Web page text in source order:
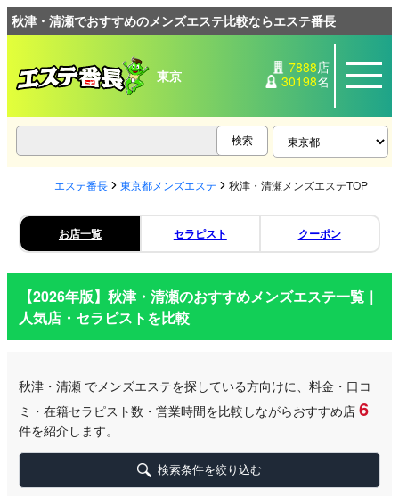
秋津・清瀬でおすすめのメンズエステ比較ならエステ番長
東京 7888店
30198名
エステ番長 東京都メンズエステ 秋津・清瀬メンズエステTOP
お店一覧 セラピスト クーポン
【2026年版】秋津・清瀬のおすすめメンズエステ一覧｜
人気店・セラピストを比較
秋津・清瀬 でメンズエステを探している方向けに、料金・口コ
ミ・在籍セラピスト数・営業時間を比較しながらおすすめ店6
件を紹介します。
検索条件を絞り込む